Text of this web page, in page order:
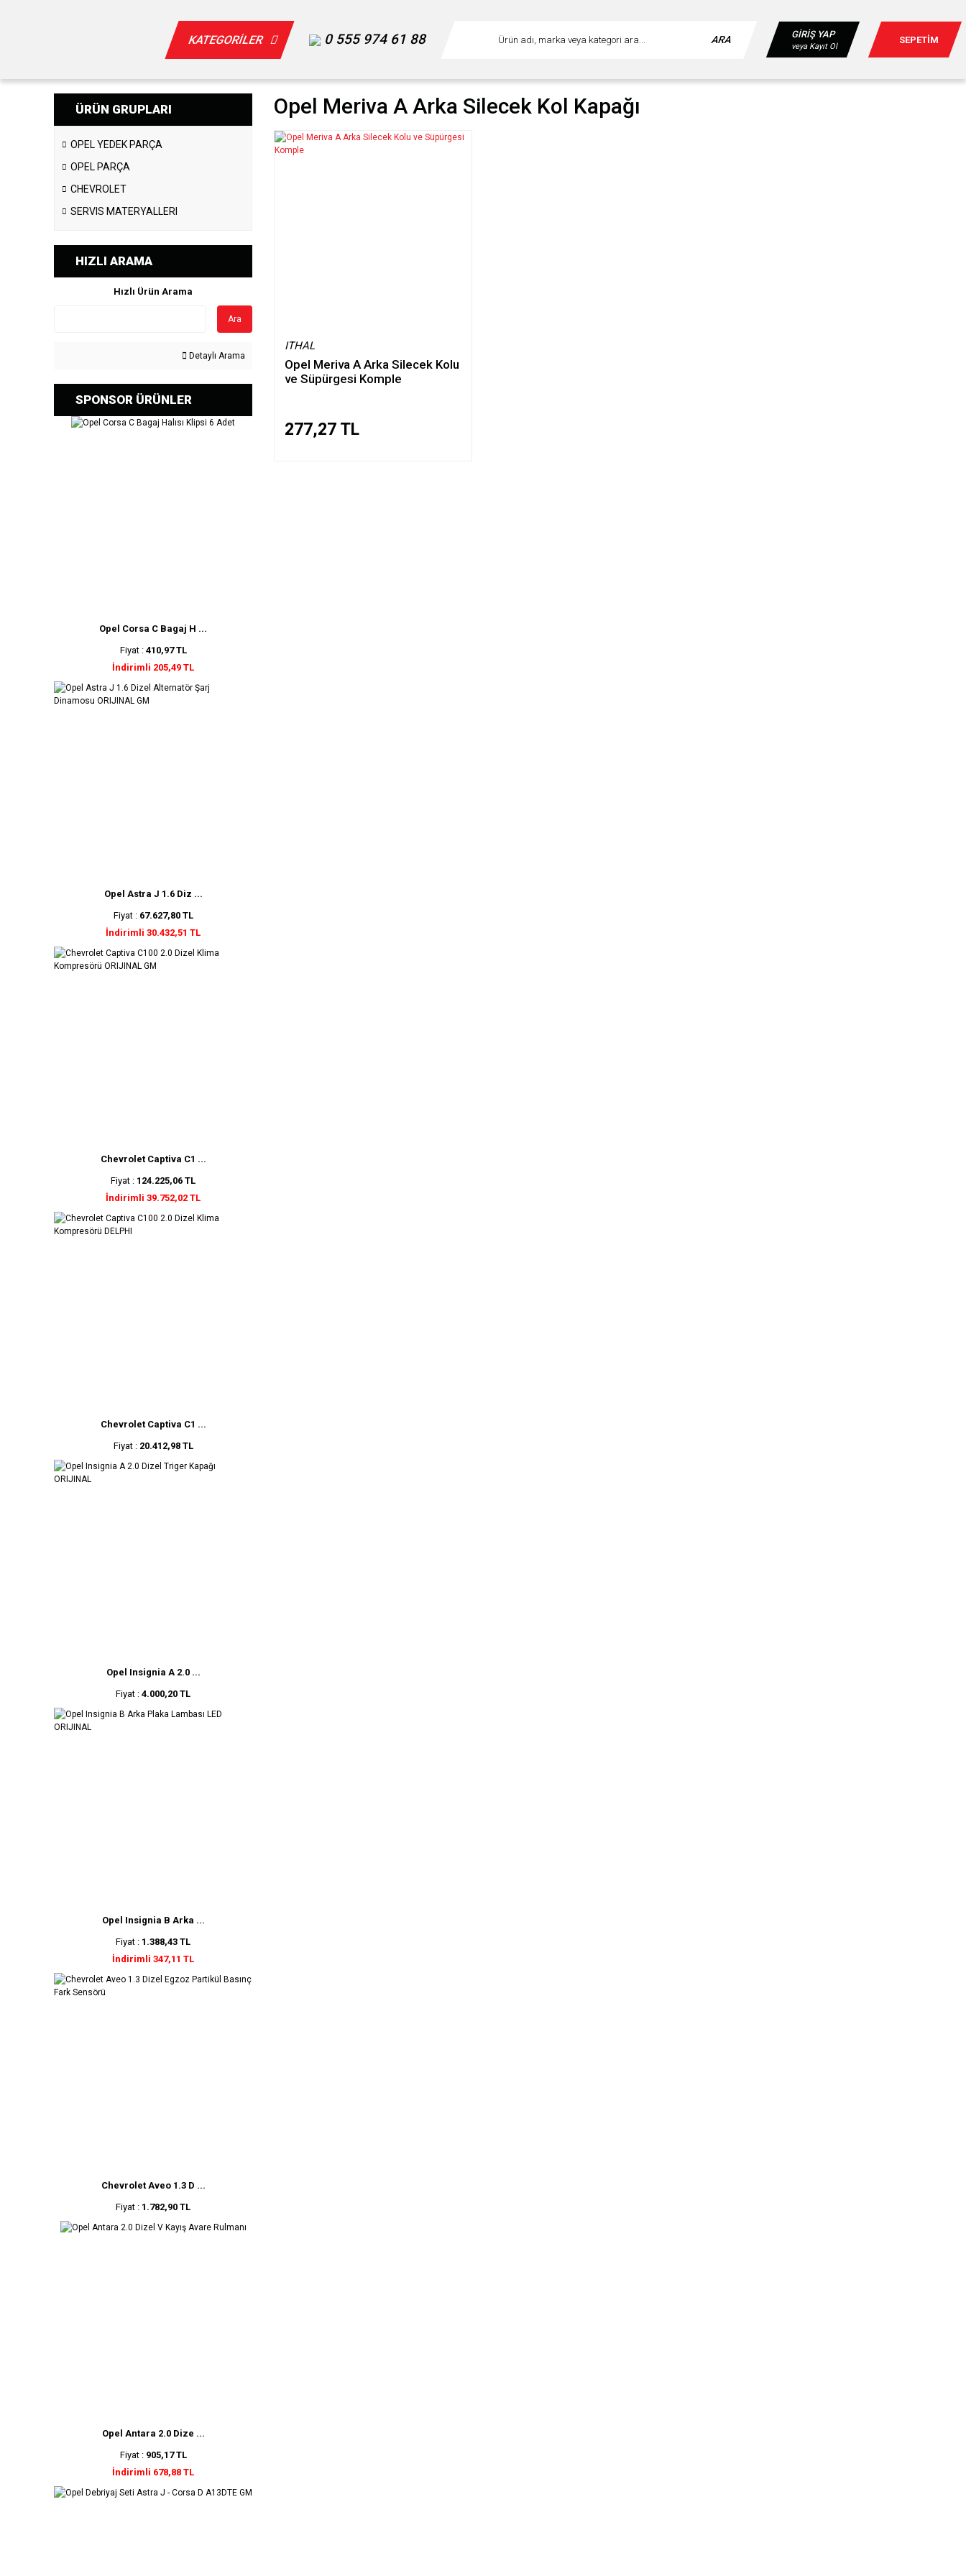
KATEGORİLER 0 555 974 61 88 ARA GİRİŞ YAP
veya Kayıt Ol
SEPETİM
ÜRÜN GRUPLARI
OPEL YEDEK PARÇA
OPEL PARÇA
CHEVROLET
SERVIS MATERYALLERI
HIZLI ARAMA
Hızlı Ürün Arama
Ara
Detaylı Arama
SPONSOR ÜRÜNLER
Opel Corsa C Bagaj H ...
Fiyat : 410,97 TL
İndirimli 205,49 TL
Opel Astra J 1.6 Diz ...
Fiyat : 67.627,80 TL
İndirimli 30.432,51 TL
Chevrolet Captiva C1 ...
Fiyat : 124.225,06 TL
İndirimli 39.752,02 TL
Chevrolet Captiva C1 ...
Fiyat : 20.412,98 TL
Opel Insignia A 2.0 ...
Fiyat : 4.000,20 TL
Opel Insignia B Arka ...
Fiyat : 1.388,43 TL
İndirimli 347,11 TL
Chevrolet Aveo 1.3 D ...
Fiyat : 1.782,90 TL
Opel Antara 2.0 Dize ...
Fiyat : 905,17 TL
İndirimli 678,88 TL
Opel Meriva A Arka Silecek Kol Kapağı
ITHAL
Opel Meriva A Arka Silecek Kolu
ve Süpürgesi Komple
277,27 TL